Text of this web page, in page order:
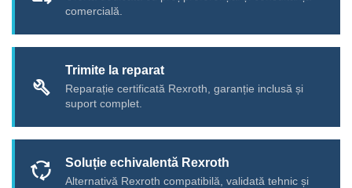
comercială.
build
Trimite la reparat
Reparație certificată Rexroth, garanție inclusă și
suport complet.
cycle Soluție echivalentă Rexroth
Alternativă Rexroth compatibilă, validată tehnic și